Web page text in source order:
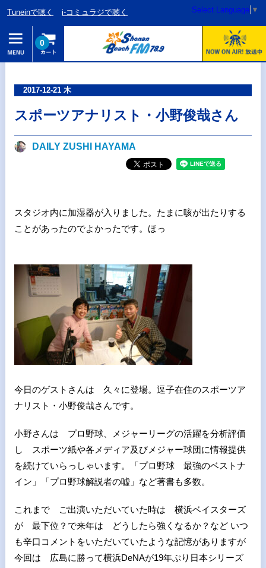
Tuneinで聴く i-コミュラジで聴く Select Language ▼
0
2017-12-21 木
スポーツアナリスト・小野俊哉さん
DAILY ZUSHI HAYAMA
スタジオ内に加湿器が入りました。たまに咳が出たりする
ことがあったのでよかったです。ほっ
今日のゲストさんは 久々に登場。逗子在住のスポーツア
ナリスト・小野俊哉さんです。
小野さんは プロ野球、メジャーリーグの活躍を分析評価
し スポーツ紙や各メディア及びメジャー球団に情報提供
を続けていらっしゃいます。「プロ野球 最強のベストナ
イン」「プロ野球解説者の嘘」など著書も多数。
これまで ご出演いただいていた時は 横浜ベイスターズ
が 最下位？で来年は どうしたら強くなるか？など いつ
も辛口コメントをいただいていたような記憶がありますが
今回は 広島に勝って横浜DeNAが19年ぶり日本シリーズ